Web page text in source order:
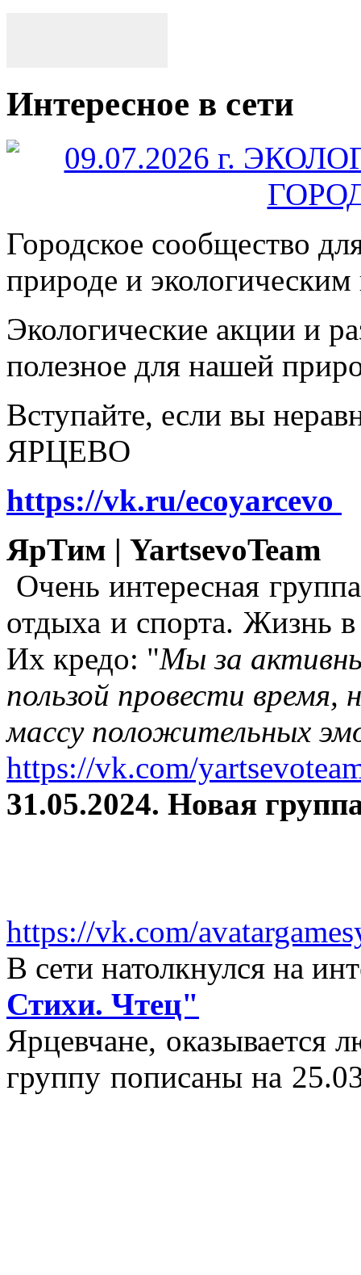
Интересное в сети
Городское сообщество
природе и
Экологические акции и
полезное для нашей
Вступайте, если вы
ЯРЦЕВО
https://vk.ru/ecoyarcevo
ЯрТим | YartsevoTeam
Очень интересная
отдыха и спорта. Жизнь
Их кредо: "Мы за
пользой провести время,
массу положительных
https://vk.com/
31.05.2024. Новая
https://vk.com/
В сети натолкнулся на
Стихи. Чтец"
Ярцевчане,
группу пописаны на